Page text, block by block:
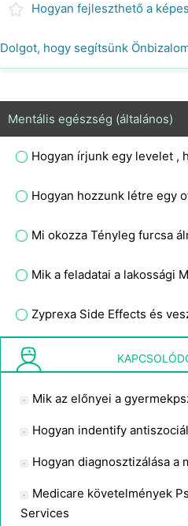
Dolgot, hogy segítsünk
Mentális egészség (általános)
Mi okozza Tényleg furcsa
Mik a feladatai a lakossági
Zyprexa Side Effects és
Alkohol Méregtelenítés
Mik az előnyei a
Hogyan indentify
Hogyan diagnosztizálása a
Medicare követelmények
Services